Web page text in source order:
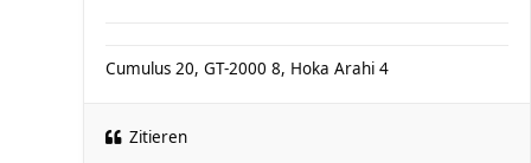
Cumulus 20, GT-2000 8, Hoka Arahi 4
Zitieren